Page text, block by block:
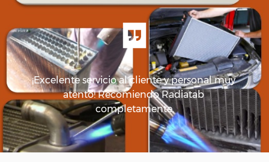
¡Excelente servicio al cliente y personal muy
atento! Recomiendo Radiatab
completamente.